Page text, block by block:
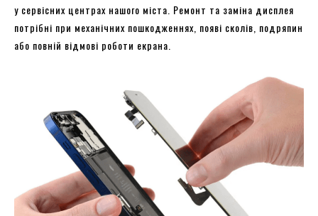
у сервісних центрах нашого міста. Ремонт та заміна дисплея
потрібні при механічних пошкодженнях, появі сколів, подряпин
або повній відмові роботи екрана.